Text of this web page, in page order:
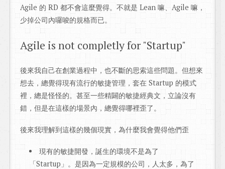
Agile 的 RD 都不會這麼覺得。不就是 Lean 嘛、Agile 嘛，
少掉公司內囉唆的規格而已。
Agile is not completly for "Startup"
後來我自己在創業過程中，也不斷的思索這些問題。但想來
想去，總覺得現有流行的敏捷管理，套在 Startup 的模式
裡，總是怪怪的。甚至一些精闢的敏捷經典文，立論沒有
錯，但是在這樣的場景內，總覺得哪裡歪了。
後來我理解到這樣的幾個現實，為什麼我會覺得他們歪
現有的敏捷開發，誕生的環境不是為了
「Startup」。是因為一定規模的公司，人太多，為了